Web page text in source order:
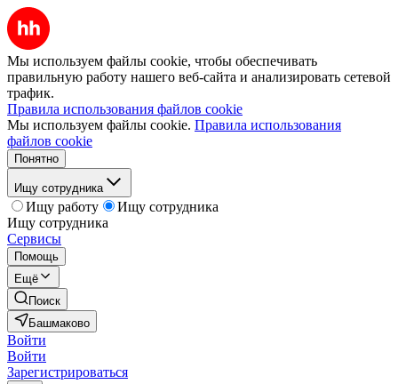
Мы используем файлы cookie, чтобы обеспечивать
правильную работу нашего веб-сайта и анализировать сетевой
трафик.
Правила использования файлов cookie
Мы используем файлы cookie. Правила использования
файлов cookie
Понятно
Ищу сотрудника
Ищу работу
Ищу сотрудника
Ищу сотрудника
Сервисы
Помощь
Ещё
Поиск
Башмаково
Войти
Войти
Зарегистрироваться